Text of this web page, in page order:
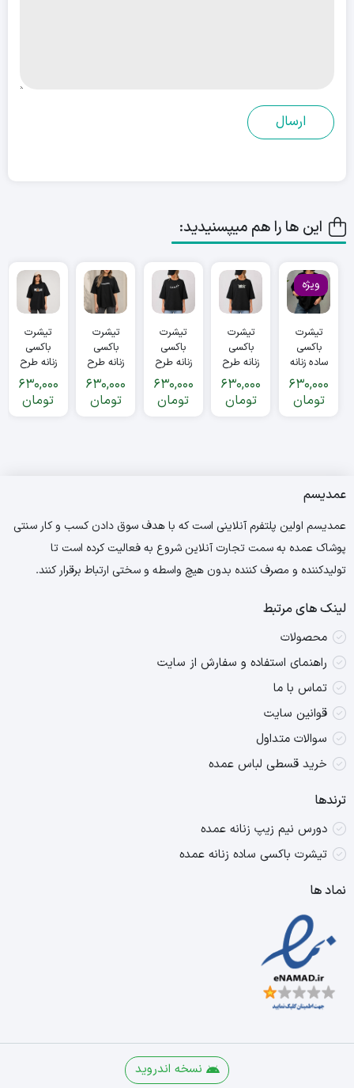
این ها را هم میپسنیدید:
ویژه
تیشرت
باکسی
ساده زنانه
عمده
630,000
تومان
تیشرت
باکسی
زنانه طرح
630,000
تومان
تیشرت
باکسی
زنانه طرح
cant
عمده
630,000
تومان
تیشرت
باکسی
زنانه طرح
vibes 2
عمده
630,000
تومان
تیشرت
باکسی
زنانه طرح
relax
عمده
630,000
تومان
عمدیسم
عمدیسم اولین پلتفرم آنلاینی است که با هدف سوق دادن کسب و کار سنتی
پوشاک عمده به سمت تجارت آنلاین شروع به فعالیت کرده است تا
تولیدکننده و مصرف کننده بدون هیچ واسطه و سختی ارتباط برقرار کنند.
لینک های مرتبط
محصولات
راهنمای استفاده و سفارش از سایت
تماس با ما
قوانین سایت
سوالات متداول
خرید قسطی لباس عمده
ترندها
دورس نیم زیپ زنانه عمده
تیشرت باکسی ساده زنانه عمده
نماد ها
نسخه اندروید